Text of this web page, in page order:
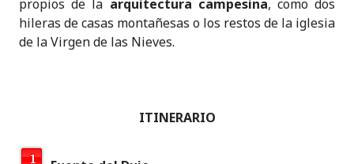
propios de la arquitectura campesina, como dos
hileras de casas montañesas o los restos de la iglesia
de la Virgen de las Nieves.
ITINERARIO